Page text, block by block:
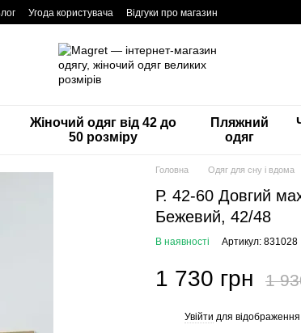
Угода користувача Відгуки про магазин
Жіночий одяг від 42 до
50 розміру
Пляжний
одяг
Головна Одяг для сну і вдома
Р. 42-60 Довгий
Бежевий, 42/48
В наявності Артикул: 831028
1 730 грн 1
Увійти для